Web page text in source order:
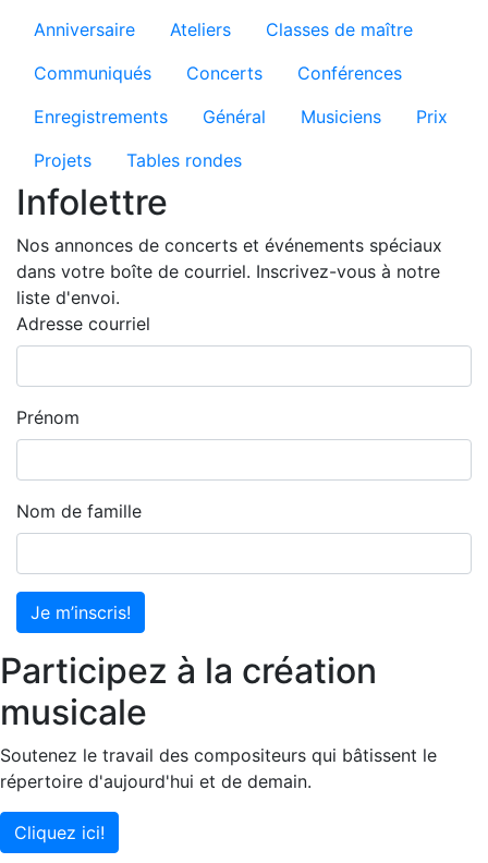
Anniversaire Ateliers
Classes de maître
Communiqués
Concerts
Conférences
Enregistrements
Général Musiciens
Prix
Projets
Tables rondes
Infolettre
Nos annonces de concerts et événements spéciaux
dans votre boîte de courriel. Inscrivez-vous à notre
liste d'envoi.
Adresse courriel
Prénom
Nom de famille
Je m’inscris!
Participez à la création
musicale
Soutenez le travail des compositeurs qui bâtissent le
répertoire d'aujourd'hui et de demain.
Cliquez ici!